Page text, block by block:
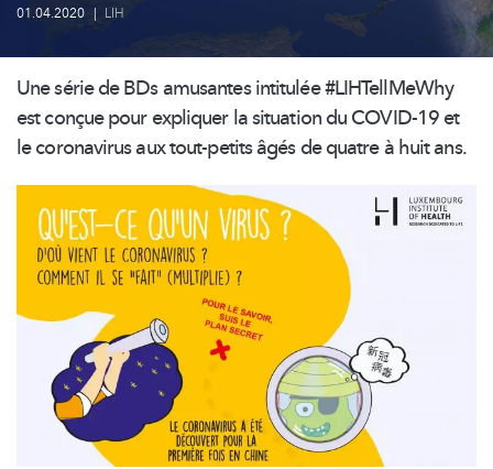
01.04.2020 | LIH
Une série de BDs amusantes intitulée #LIHTellMeWhy
est conçue pour expliquer la situation du COVID-19 et
le coronavirus aux tout-petits âgés de quatre à huit ans.